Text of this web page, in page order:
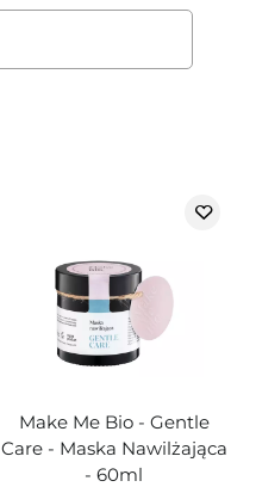
Make Me Bio - Gentle
Care - Maska Nawilżająca
- 60ml